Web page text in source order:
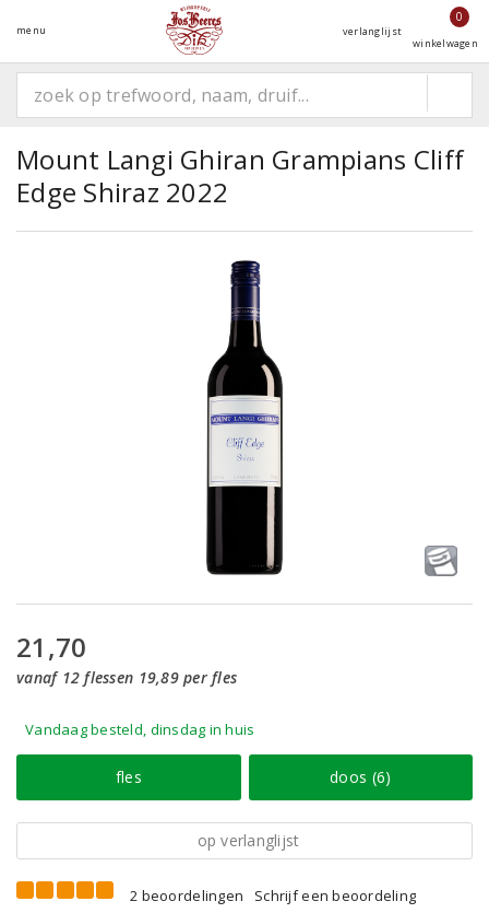
menu verlanglijst
0
winkelwagen
Mount Langi Ghiran Grampians Cliff
Edge Shiraz 2022
21,70
vanaf 12 flessen 19,89 per fles
Vandaag besteld, dinsdag in huis
fles doos (6)
op verlanglijst
2 beoordelingen
Schrijf een beoordeling